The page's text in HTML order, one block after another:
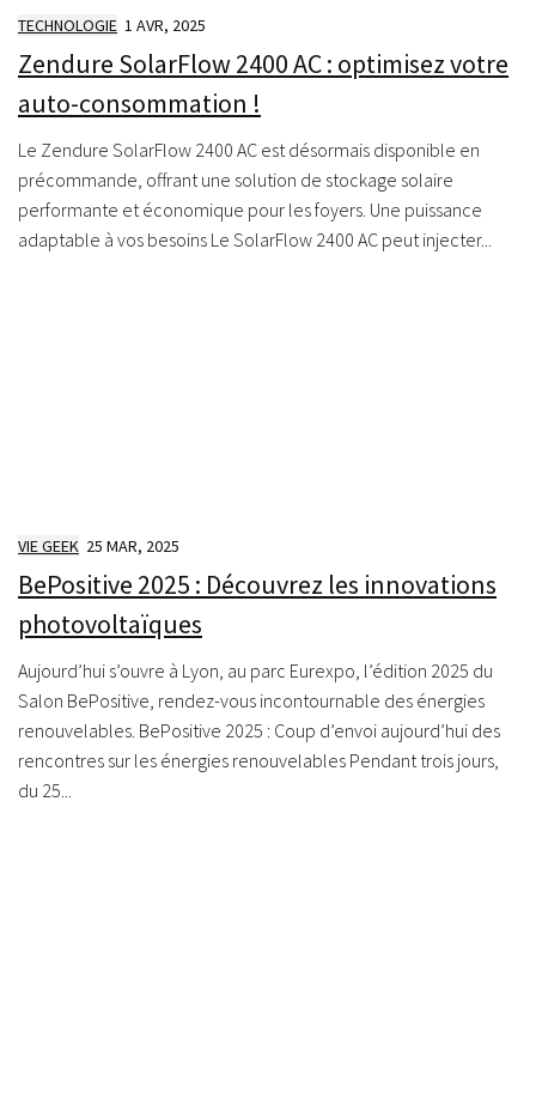
TECHNOLOGIE 1 AVR, 2025
Zendure SolarFlow 2400 AC : optimisez votre
auto-consommation !
Le Zendure SolarFlow 2400 AC est désormais disponible en
précommande, offrant une solution de stockage solaire
performante et économique pour les foyers.​ Une puissance
adaptable à vos besoins Le SolarFlow 2400 AC peut injecter...
VIE GEEK 25 MAR, 2025
BePositive 2025 : Découvrez les innovations
photovoltaïques
Aujourd’hui s’ouvre à Lyon, au parc Eurexpo, l’édition 2025 du
Salon BePositive, rendez-vous incontournable des énergies
renouvelables. BePositive 2025 : Coup d’envoi aujourd’hui des
rencontres sur les énergies renouvelables Pendant trois jours,
du 25...